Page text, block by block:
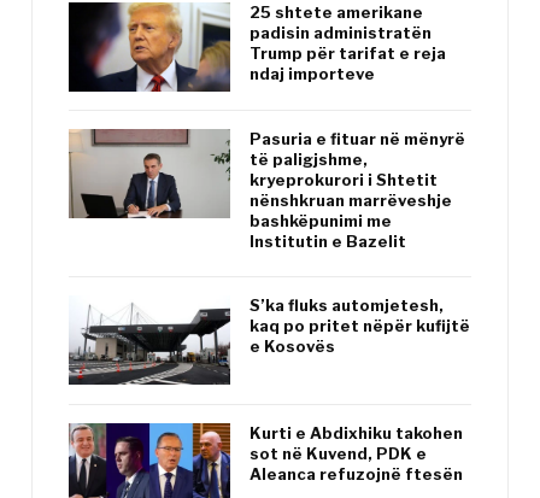
25 shtete amerikane
padisin administratën
Trump për tarifat e reja
ndaj importeve
Pasuria e fituar në mënyrë
të paligjshme,
kryeprokurori i Shtetit
nënshkruan marrëveshje
bashkëpunimi me
Institutin e Bazelit
S’ka fluks automjetesh,
kaq po pritet nëpër kufijtë
e Kosovës
Kurti e Abdixhiku takohen
sot në Kuvend, PDK e
Aleanca refuzojnë ftesën